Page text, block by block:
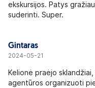
ekskursijos. Patys
suderinti. Super.
Gintaras
2024-05-21
Kelionė praėjo
agentūros organizuoti